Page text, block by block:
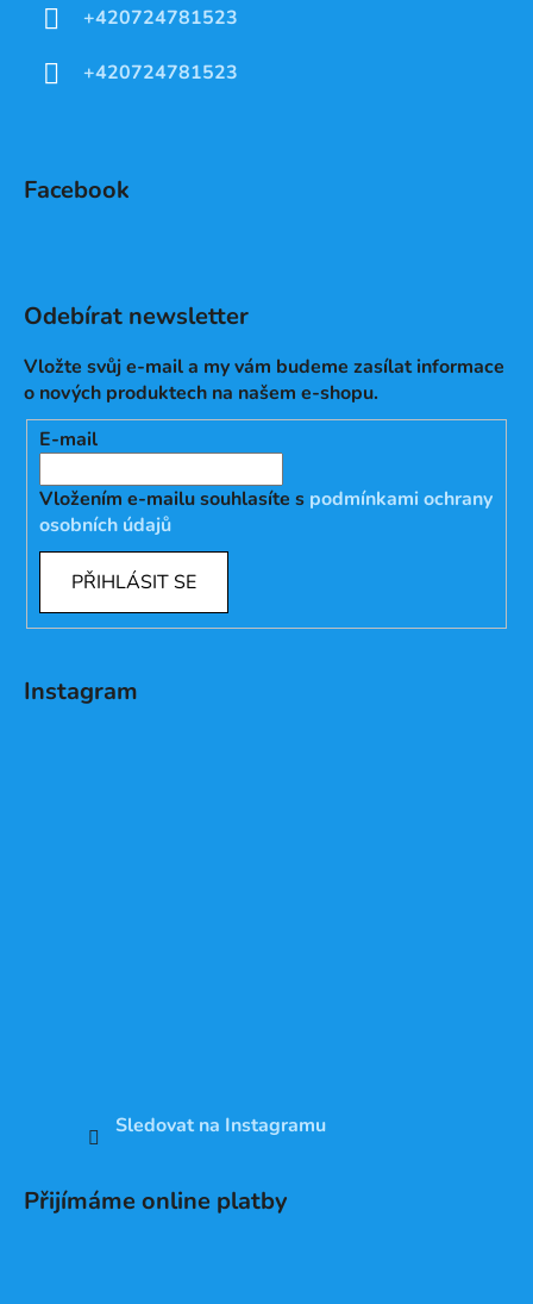
+420724781523
+420724781523
Facebook
Odebírat newsletter
Vložte svůj e-mail a my vám budeme zasílat informace
o nových produktech na našem e-shopu.
E-mail
Vložením e-mailu souhlasíte s podmínkami ochrany
osobních údajů
PŘIHLÁSIT SE
Instagram
Sledovat na Instagramu
Přijímáme online platby